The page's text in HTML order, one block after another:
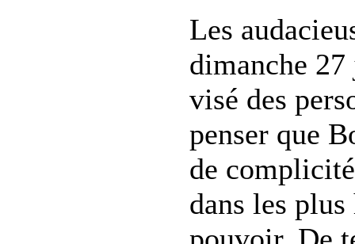
Les
dimanche
visé des
penser que
de
dans les plus